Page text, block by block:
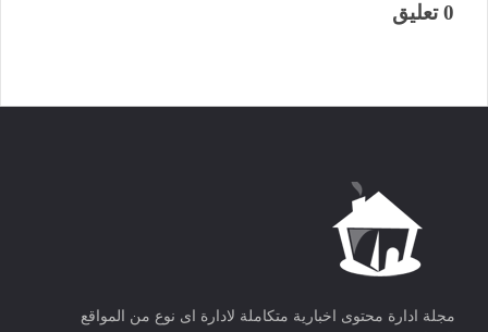
0 تعليق
مجلة ادارة محتوى اخبارية متكاملة لادارة اى نوع من المواقع